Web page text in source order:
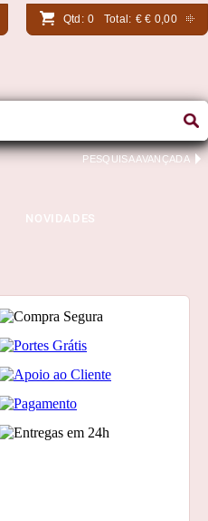
Qtd: 0 Total: €€ 0,00
PESQUISA AVANÇADA
NOVIDADES